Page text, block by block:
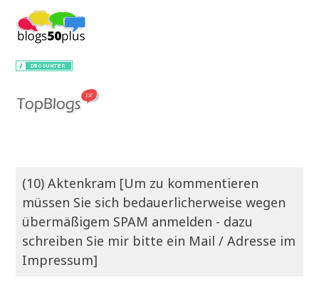
(10) Aktenkram [Um zu kommentieren
müssen Sie sich bedauerlicherweise wegen
übermäßigem SPAM anmelden - dazu
schreiben Sie mir bitte ein Mail / Adresse im
Impressum]